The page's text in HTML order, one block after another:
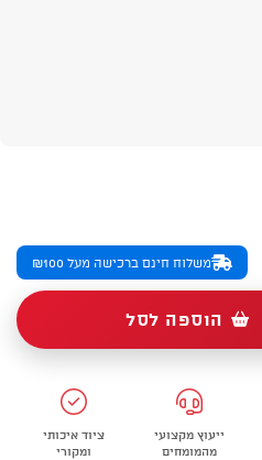
משלוח חינם ברכישה מעל ₪100
הוספה לסל
ייעוץ מקצועי
מהמומחים
ציוד איכותי
ומקורי